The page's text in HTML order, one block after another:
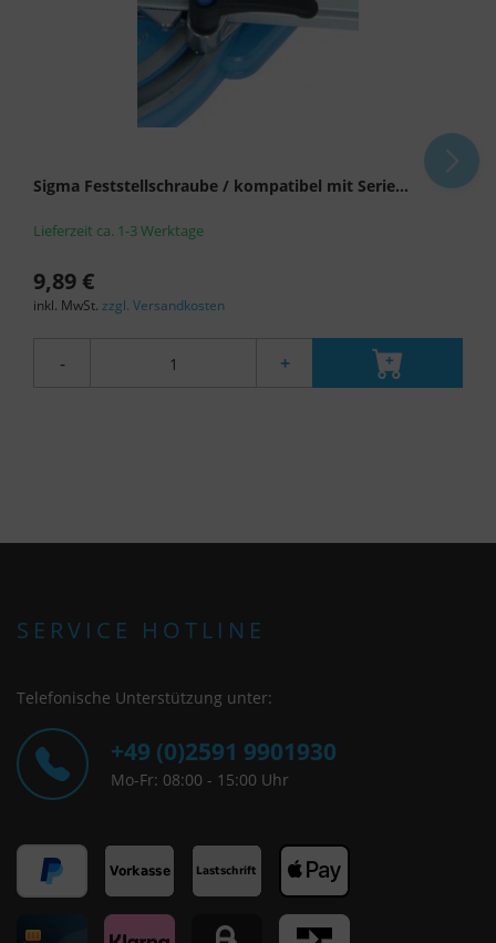
Sigma Feststellschraube / kompatibel mit Serie...
Lieferzeit ca. 1-3 Werktage
9,89 €
inkl. MwSt. zzgl. Versandkosten
- +
SERVICE HOTLINE
Telefonische Unterstützung unter:
+49 (0)2591 9901930
Mo-Fr: 08:00 - 15:00 Uhr